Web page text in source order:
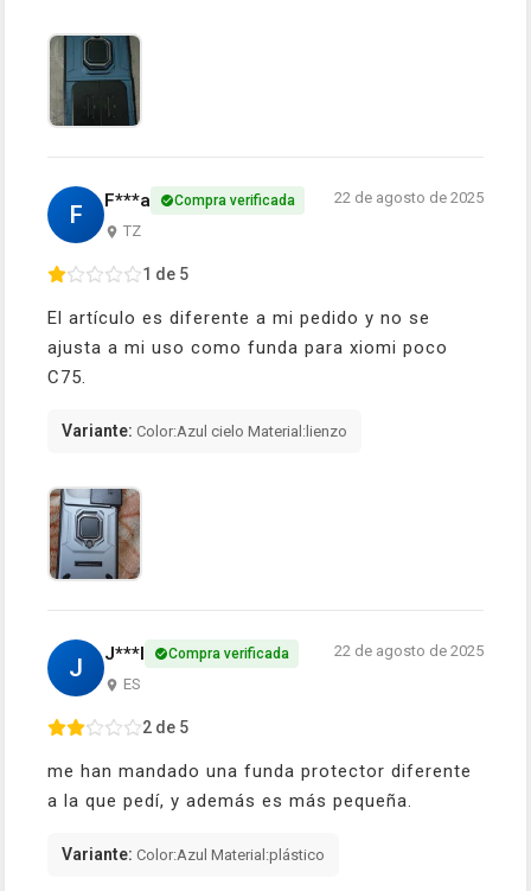
F F***a Compra verificada
TZ
22 de agosto de 2025
1 de 5
El artículo es diferente a mi pedido y no se
ajusta a mi uso como funda para xiomi poco
C75.
Variante: Color:Azul cielo Material:lienzo
J J***l Compra verificada
ES
22 de agosto de 2025
2 de 5
me han mandado una funda protector diferente
a la que pedí, y además es más pequeña.
Variante: Color:Azul Material:plástico